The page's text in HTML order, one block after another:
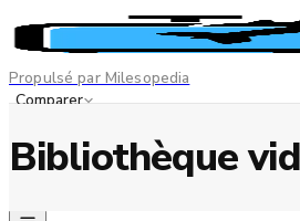
Propulsé par Milesopedia
Comparer
Divulgation de l'annonceur
Bibliothèque